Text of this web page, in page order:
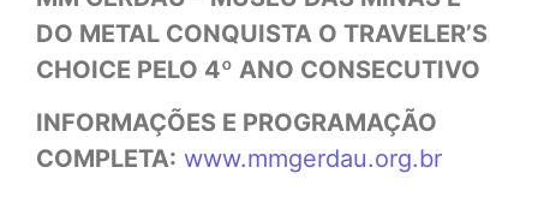
DO METAL CONQUISTA O TRAVELER’S
CHOICE PELO 4º ANO CONSECUTIVO
INFORMAÇÕES E PROGRAMAÇÃO
COMPLETA: www.mmgerdau.org.br